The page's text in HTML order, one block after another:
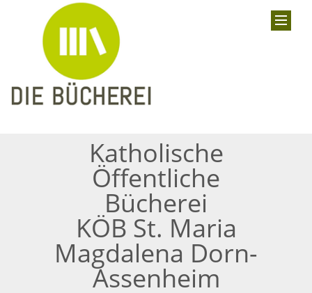
Katholische
Öffentliche
Bücherei
KÖB St. Maria
Magdalena Dorn-
Assenheim